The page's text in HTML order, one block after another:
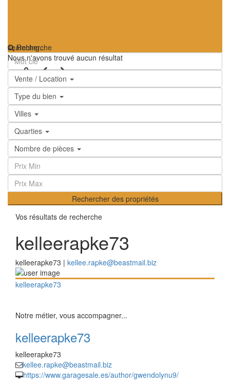
searching...
Nous n'avons trouvé aucun résultat
Recherche
Vente / Location
Type du bien
Villes
Quarties
Nombre de pièces
Rechercher des propriétés
Vos résultats de recherche
kelleerapke73
kelleerapke73 | kellee.rapke@beastmail.biz
kelleerapke73
Notre métier, vous accompagner...
kelleerapke73
kelleerapke73
kellee.rapke@beastmail.biz
https://www.garagesale.es/author/gwendolynu9/